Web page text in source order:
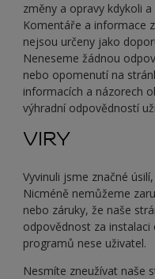
změny a opravy kdykoli
Komentáře a informace
nejsou určeny jako
Neneseme žádnou
nebo opomenutí na
informacích a názorech
výhradní odpovědností
VIRY
Vyvinuli jsme značné
Nicméně nemůžeme
nebo záruky, že naše
odpovědnost za
programů nese uživatel.
Nesmíte zneužívat naše